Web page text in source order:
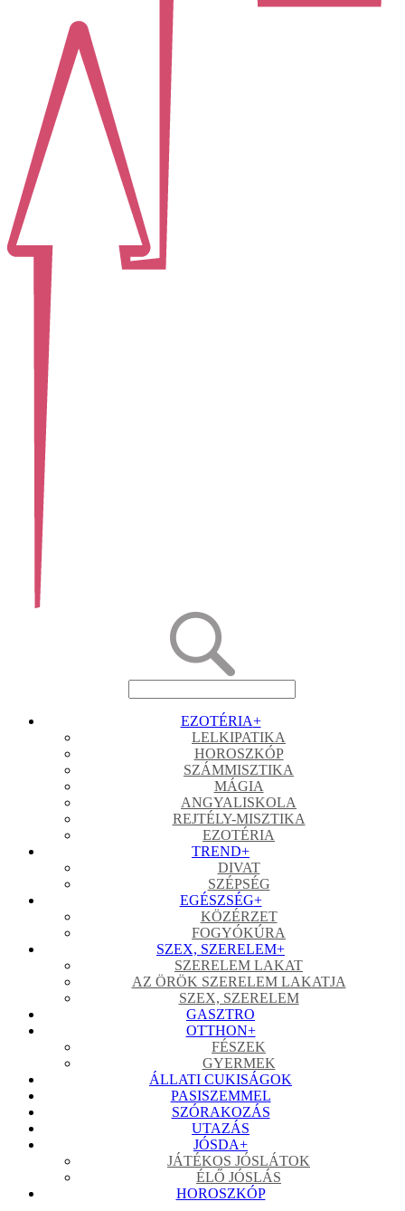
EZOTÉRIA+
LELKIPATIKA
HOROSZKÓP
SZÁMMISZTIKA
MÁGIA
ANGYALISKOLA
REJTÉLY-MISZTIKA
EZOTÉRIA
TREND+
DIVAT
SZÉPSÉG
EGÉSZSÉG+
KÖZÉRZET
FOGYÓKÚRA
SZEX, SZERELEM+
SZERELEM LAKAT
AZ ÖRÖK SZERELEM LAKATJA
SZEX, SZERELEM
GASZTRO
OTTHON+
FÉSZEK
GYERMEK
ÁLLATI CUKISÁGOK
PASISZEMMEL
SZÓRAKOZÁS
UTAZÁS
JÓSDA+
JÁTÉKOS JÓSLÁTOK
ÉLŐ JÓSLÁS
HOROSZKÓP